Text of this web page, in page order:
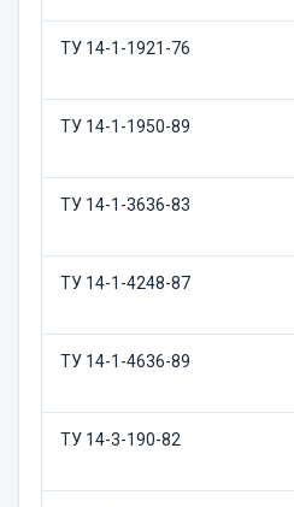
ТУ 14-1-1921-76
ТУ 14-1-1950-89
ТУ 14-1-3636-83
ТУ 14-1-4248-87
ТУ 14-1-4636-89
ТУ 14-3-190-82